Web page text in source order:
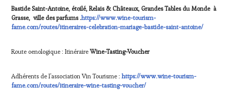
Bastide Saint-Antoine, étoilé, Relais & Châteaux, Grandes Tables du Monde à
Grasse, ville des parfums .https://www.wine-tourism-
fame.com/routes/itineraires-celebration-mariage-bastide-saint-antoine/
Route oenologique : ItinéraireWine-Tasting-Voucher
Adhérents de l’association Vin Tourisme :https://www.wine-tourism-
fame.com/routes/itineraire-wine-tasting-voucher/